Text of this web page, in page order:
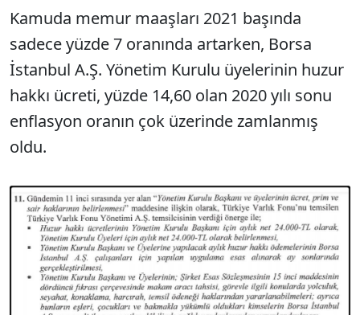
Kamuda memur maaşları 2021 başında
sadece yüzde 7 oranında artarken, Borsa
İstanbul A.Ş. Yönetim Kurulu üyelerinin huzur
hakkı ücreti, yüzde 14,60 olan 2020 yılı sonu
enflasyon oranın çok üzerinde zamlanmış
oldu.